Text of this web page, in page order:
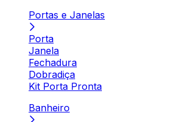
Portas e Janelas
Porta
Janela
Fechadura
Dobradiça
Kit Porta Pronta
Banheiro